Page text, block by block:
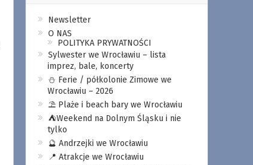
Newsletter
O NAS
POLITYKA PRYWATNOŚCI
Sylwester we Wrocławiu – lista
imprez, bale, koncerty
⛄️ Ferie / półkolonie Zimowe we
Wrocławiu – 2026
⛱️ Plaże i beach bary we Wrocławiu
⛺️Weekend na Dolnym Śląsku i nie
tylko
🔮 Andrzejki we Wrocławiu
📍 Atrakcje we Wrocławiu